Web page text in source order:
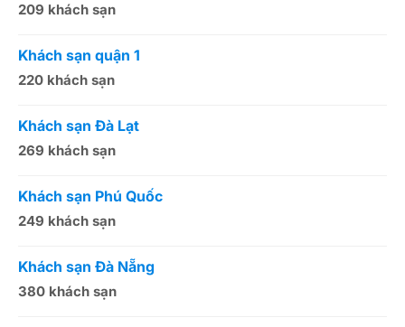
209 khách sạn
Khách sạn quận 1
220 khách sạn
Khách sạn Đà Lạt
269 khách sạn
Khách sạn Phú Quốc
249 khách sạn
Khách sạn Đà Nẵng
380 khách sạn